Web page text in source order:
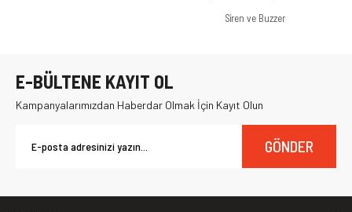
Siren ve Buzzer
E-BÜLTENE KAYIT OL
Kampanyalarımızdan Haberdar Olmak İçin Kayıt Olun
GÖNDER